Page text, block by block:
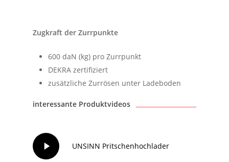
Zugkraft der Zurrpunkte
600 daN (kg) pro Zurrpunkt
DEKRA zertifiziert
zusätzliche Zurrösen unter Ladeboden
interessante Produktvideos
Play
Video
UNSINN Pritschenhochlader